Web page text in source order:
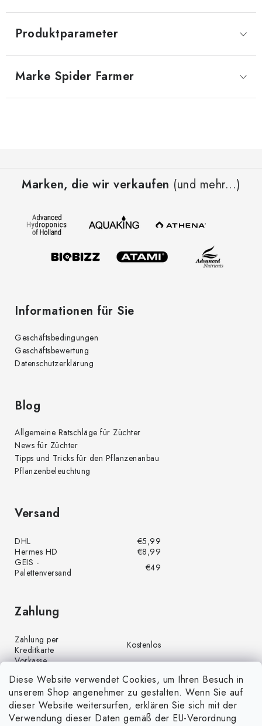
Diese Website verwendet Cookies, um Ihren Besuch in
unserem Shop angenehmer zu gestalten. Wenn Sie auf
dieser Website weitersurfen, erklären Sie sich mit der
Verwendung dieser Daten gemäß der EU-Verordnung
Produktparameter
Marke Spider Farmer
Marken, die wir verkaufen (und mehr...)
Informationen für Sie
Geschäftsbedingungen
Geschäftsbewertung
Datenschutzerklärung
Blog
Allgemeine Ratschläge für Züchter
News für Züchter
Tipps und Tricks für den Pflanzenanbau
Pflanzenbeleuchtung
Versand
DHL
€5,99
Hermes HD
€8,99
GEIS -
Palettenversand
€49
Zahlung
Zahlung per
Kreditkarte
Kostenlos
Vorkasse
Zahlung per PayPal
Kostenlos
Nachnahme
€4,00